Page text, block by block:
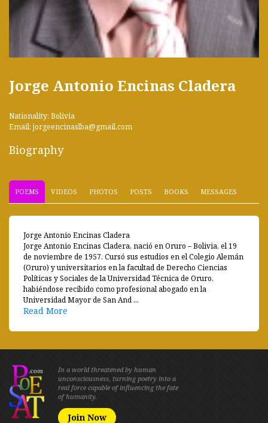
Jorge Antonio Encinas Cladera
Nationality: Bolivia
Email: jorgeencinaslba@gmail.com
Biography
POEMS VIDEOS PHOTOS POSTS BOOKS MESSAGES
Jorge Antonio Encinas Cladera
Jorge Antonio Encinas Cladera, nació en Oruro – Bolivia, el 19
de noviembre de 1957. Cursó sus estudios en el Colegio Alemán
(Oruro) y universitarios en la facultad de Derecho Ciencias
Políticas y Sociales de la Universidad Técnica de Oruro,
habiéndose recibido como profesional abogado en la
Universidad Mayor de San And ...
Read More
In a world threatened by human
unconsciousness, turning poetry into a
real force capable of influencing the fate
of humanity.
Join Now